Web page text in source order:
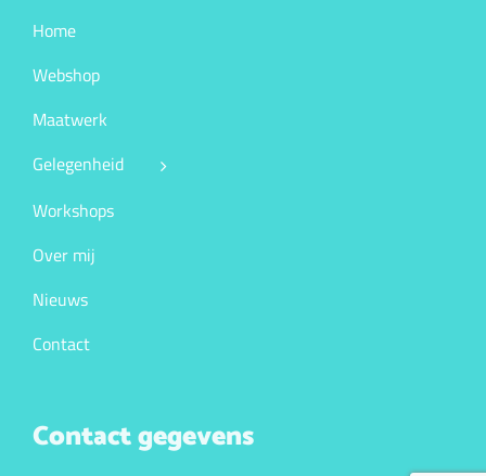
Home
Webshop
Maatwerk
Gelegenheid
Workshops
Over mij
Nieuws
Contact
Contact gegevens